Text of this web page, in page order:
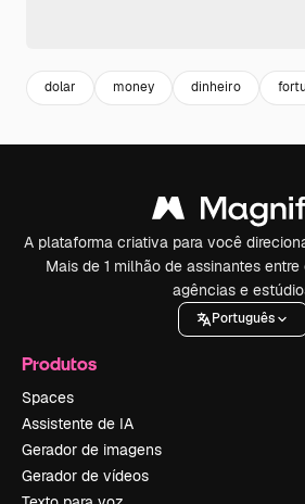
dolar money dinheiro
A plataforma criativa para você
Mais de 1 milhão de assinantes
agências e
Português
Produtos
Spaces
Assistente de IA
Gerador de imagens
Gerador de vídeos